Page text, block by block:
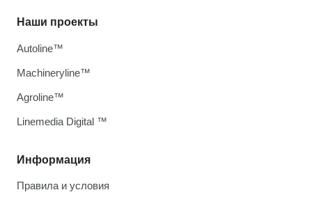
Информация
Правила и условия
Наши проекты
Autoline™
Machineryline™
Agroline™
Linemedia Digital ™